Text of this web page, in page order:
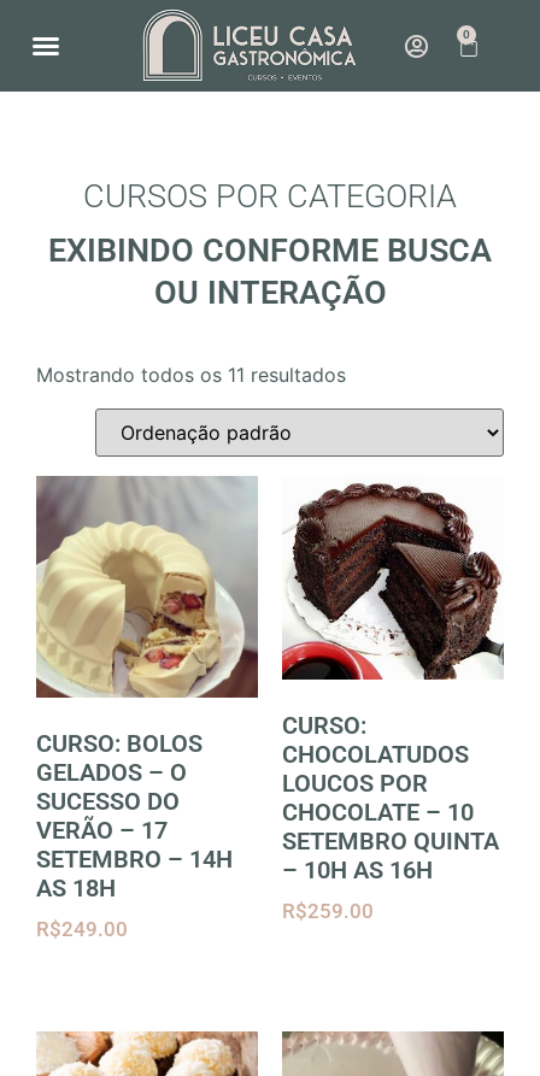
0
CURSOS POR CATEGORIA
EXIBINDO CONFORME BUSCA
OU INTERAÇÃO
Mostrando todos os 11 resultados
CURSO: BOLOS
GELADOS – O
SUCESSO DO
VERÃO – 17
SETEMBRO – 14H
AS 18H
R$249.00
CURSO:
CHOCOLATUDOS
LOUCOS POR
CHOCOLATE – 10
SETEMBRO QUINTA
– 10H AS 16H
R$259.00